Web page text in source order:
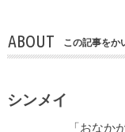
ABOUT この記事をか
シンメイ
「おなか